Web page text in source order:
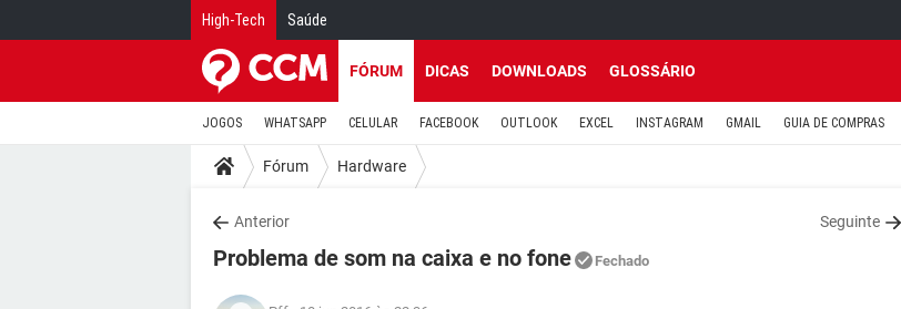
High-Tech Saúde
FÓRUM DICAS DOWNLOADS GLOSSÁRIO
JOGOS WHATSAPP CELULAR FACEBOOK OUTLOOK EXCEL INSTAGRAM GMAIL GUIA DE COMPRAS
Fórum Hardware
Anterior Seguinte
Problema de som na caixa e no fone Fechado